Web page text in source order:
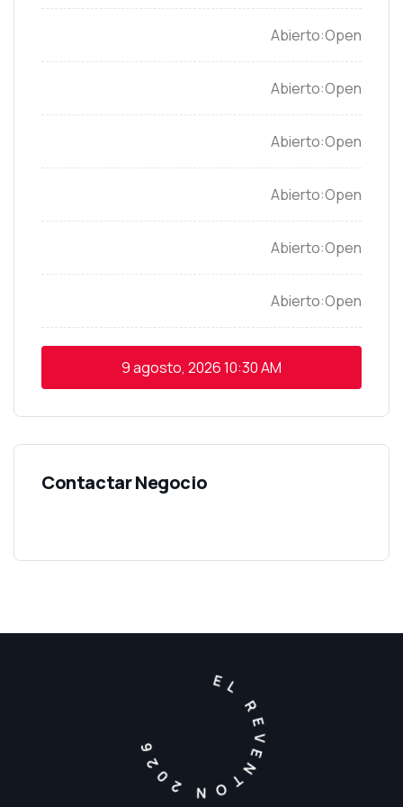
Open
Open
Open
Open
Open
Open
9 agosto, 202610:30 AM
EL REVENTON 2026